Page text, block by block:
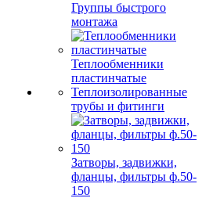
Группы быстрого
монтажа
Теплообменники
пластинчатые
Теплоизолированные
трубы и фитинги
Затворы, задвижки,
фланцы, фильтры ф.50-
150